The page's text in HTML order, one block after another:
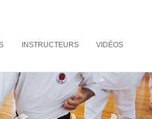
INSTRUCTEURS VIDÉOS